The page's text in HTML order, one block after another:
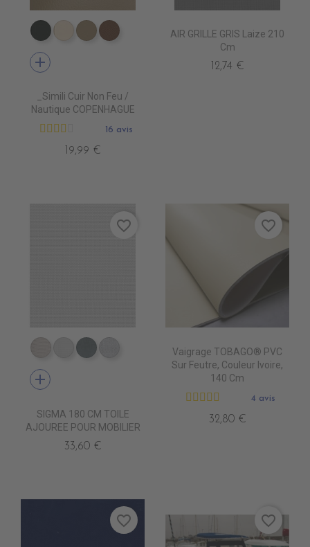
EN7005 VERT ANGLAIS
EN7001 CREME
EN7002 BEIGE
EN7003 BRUN
add
_Simili Cuir Non Feu /
Nautique COPENHAGUE
16 avis
19,99 €
AIR GRILLE GRIS Laize 210
Cm
12,74 €
DB0209 QUELCY
DB5001 BLANC
DB5003 ACIER
DB0210 ENO
add
SIGMA 180 CM TOILE
AJOUREE POUR MOBILIER
33,60 €
favorite_border
Vaigrage TOBAGO® PVC
Sur Feutre, Couleur Ivoire,
140 Cm
4 avis
32,80 €
favorite_border
favorite_border favorite_border